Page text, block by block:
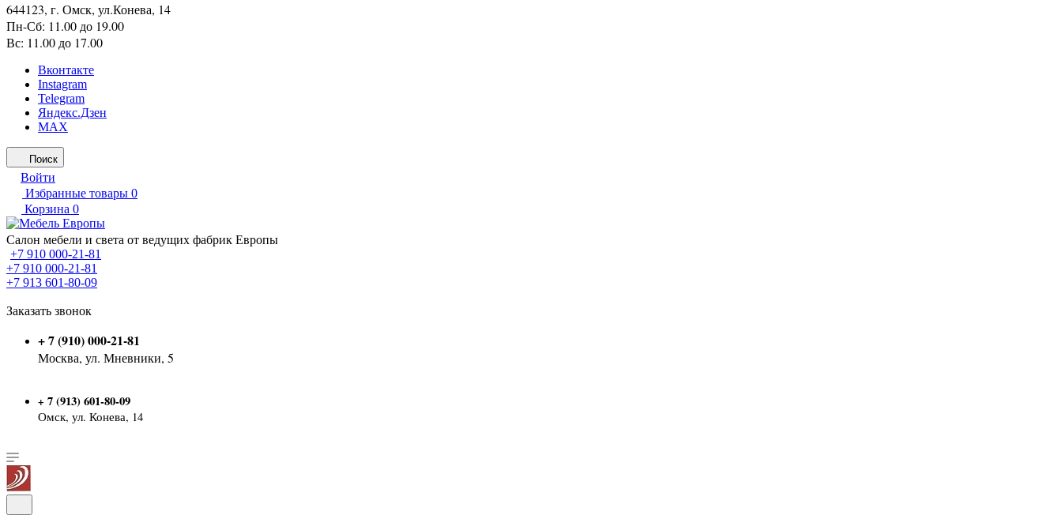
644123, г. Омск, ул.Конева, 14
Пн-Сб: 11.00 до 19.00
Вс: 11.00 до 17.00
Вконтакте
Instagram
Telegram
Яндекс.Дзен
MAX
Поиск
Войти
Избранные товары 0
Корзина 0
Салон мебели и света от ведущих фабрик Европы
+7 910 000-21-81
+7 910 000-21-81
+7 913 601-80-09
Заказать звонок
+ 7 (910) 000-21-81
Москва, ул. Мневники, 5
+ 7 (913) 601-80-09
Омск, ул. Конева, 14